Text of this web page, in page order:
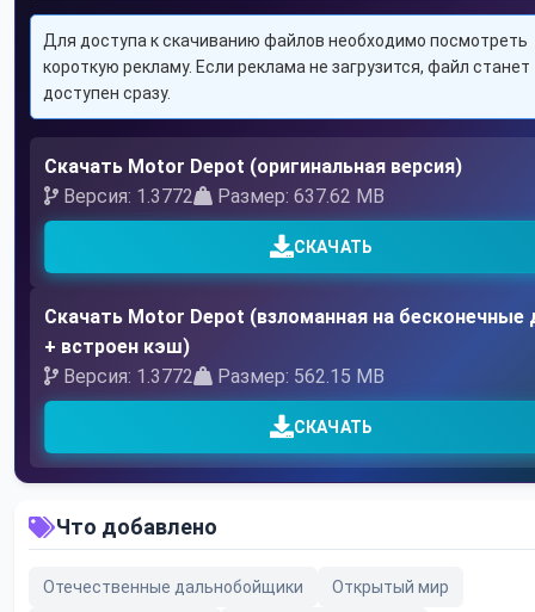
Для доступа к скачиванию файлов необходимо посмотреть
короткую рекламу. Если реклама не загрузится, файл станет
доступен сразу.
Скачать Motor Depot (оригинальная версия)
Версия: 1.3772
Размер: 637.62 MB
СКАЧАТЬ
Скачать Motor Depot (взломанная на бесконечные
+ встроен кэш)
Версия: 1.3772
Размер: 562.15 MB
СКАЧАТЬ
Что добавлено
Отечественные дальнобойщики Открытый мир